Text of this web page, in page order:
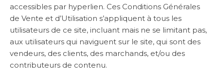
accessibles par hyperlien. Ces Conditions Générales
de Vente et d’Utilisation s’appliquent à tous les
utilisateurs de ce site, incluant mais ne se limitant pas,
aux utilisateurs qui naviguent sur le site, qui sont des
vendeurs, des clients, des marchands, et/ou des
contributeurs de contenu.